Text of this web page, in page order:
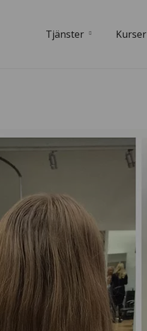
Tjänster Kurser